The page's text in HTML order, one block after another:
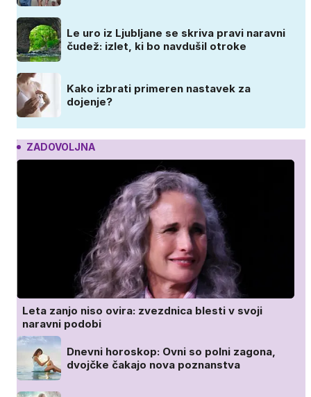
Le uro iz Ljubljane se skriva pravi naravni
čudež: izlet, ki bo navdušil otroke
Kako izbrati primeren nastavek za
dojenje?
ZADOVOLJNA
Leta zanjo niso ovira: zvezdnica blesti v svoji
naravni podobi
Dnevni horoskop: Ovni so polni zagona,
dvojčke čakajo nova poznanstva